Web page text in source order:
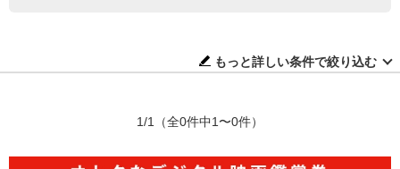
もっと詳しい条件で絞り込む
1/1 （全0件中1〜0件）